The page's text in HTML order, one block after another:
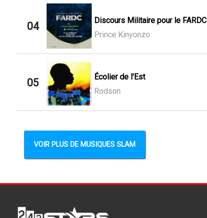
04
Discours Militaire pour le FARDC
Prince Kinyonzo
05
Écolier de l'Est
Rodson
VOIR PLUS DE MUSIQUES SLAM